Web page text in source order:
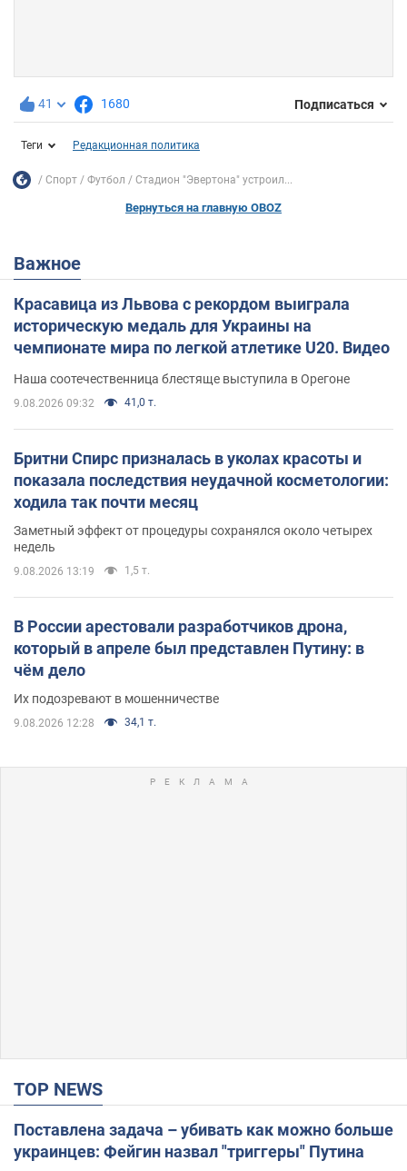
41 1680 Подписаться
Теги Редакционная политика
Спорт Футбол Стадион "Эвертона" устроил...
Вернуться на главную OBOZ
Важное
Красавица из Львова с рекордом выиграла
историческую медаль для Украины на
чемпионате мира по легкой атлетике U20. Видео
Наша соотечественница блестяще выступила в Орегоне
9.08.2026 09:32 41,0 т.
Бритни Спирс призналась в уколах красоты и
показала последствия неудачной косметологии:
ходила так почти месяц
Заметный эффект от процедуры сохранялся около четырех
недель
9.08.2026 13:19 1,5 т.
В России арестовали разработчиков дрона,
который в апреле был представлен Путину: в
чём дело
Их подозревают в мошенничестве
9.08.2026 12:28 34,1 т.
TOP NEWS
Поставлена задача – убивать как можно больше
украинцев: Фейгин назвал "триггеры" Путина